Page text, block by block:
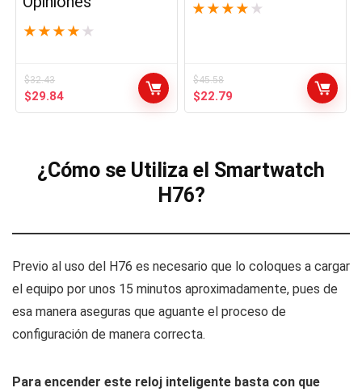
★ ★ ★ ★ ★
$32.43
El
precio
$32.43.
$29.84El
precio
$29.84.
★ ★ ★ ★ ★
$45.58
El
precio
$45.58.
$22.79
precio
$22.79.
¿Cómo se Utiliza el Smartwatch
H76?
Previo al uso del H76 es necesario que lo coloques a cargar
el equipo por unos 15 minutos aproximadamente, pues de
esa manera aseguras que aguante el proceso de
configuración de manera correcta.
Para encender este reloj inteligente basta con que